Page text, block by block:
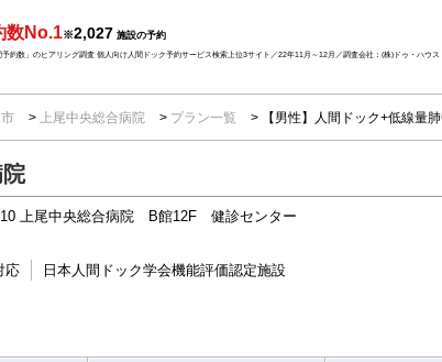
数No.1※2,027 施設の予約
約数」のヒアリング調査 個人向け人間ドック予約サービス検索上位3サイト／22年11月～12月／調査会社：(株)ドゥ・ハウス
市 上尾中央総合病院 プラン一覧 【男性】人間ドック+低線量
上尾中央総合病院 B館12F 健診センター
応 日本人間ドック学会機能評価認定施設